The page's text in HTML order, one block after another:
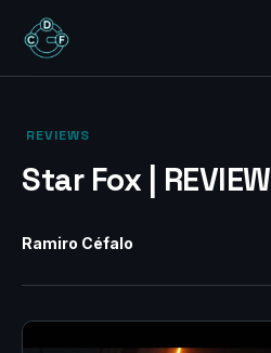
REVIEWS
‎ REVIEWS‎
Star Fox | REVIEW
Ramiro Céfalo